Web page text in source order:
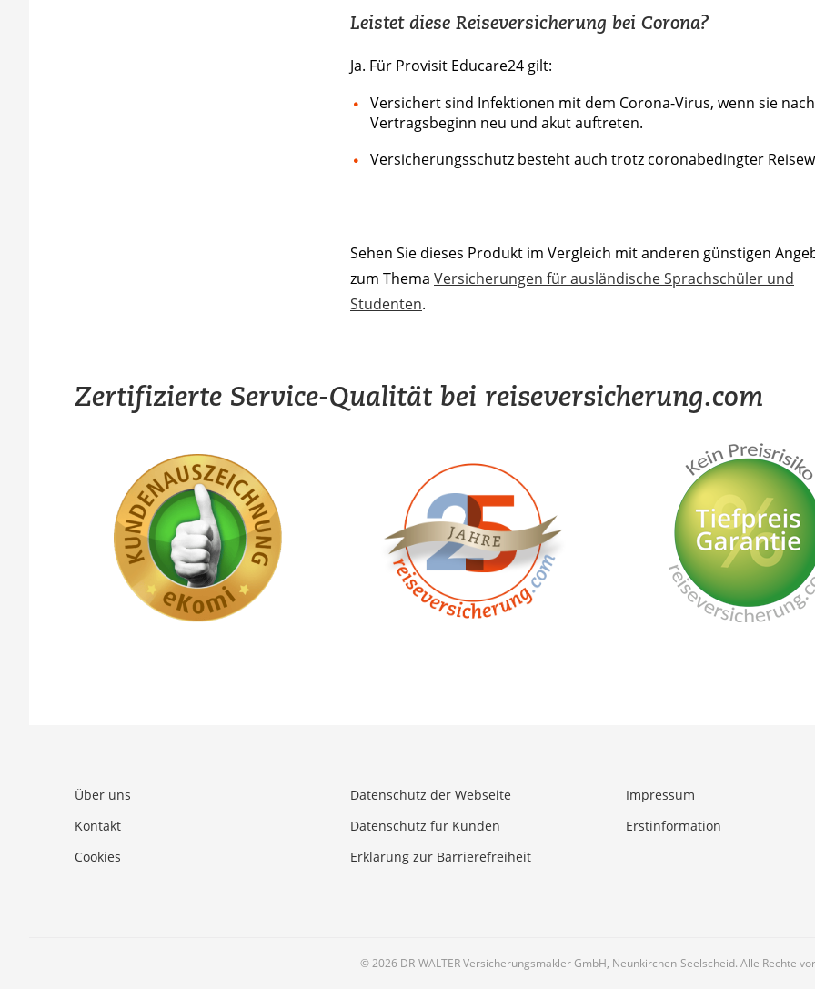
Leistet diese Reiseversicherung bei Corona?
Ja. Für Provisit Educare24 gilt:
Versichert sind Infektionen mit dem Corona-Virus, wenn sie nach
Vertragsbeginn neu und akut auftreten.
Versicherungsschutz besteht auch trotz coronabedingter
Sehen Sie dieses Produkt im Vergleich mit anderen günstigen
zum Thema Versicherungen für ausländische Sprachschüler und
Studenten.
Zertifizierte Service-Qualität bei reiseversicherung.com
Über uns
Kontakt
Cookies
Datenschutz der Webseite
Datenschutz für Kunden
Erklärung zur Barrierefreiheit
Impressum
Erstinformation
© 2026 DR-WALTER Versicherungsmakler GmbH, Neunkirchen-Seelscheid. Alle Rechte